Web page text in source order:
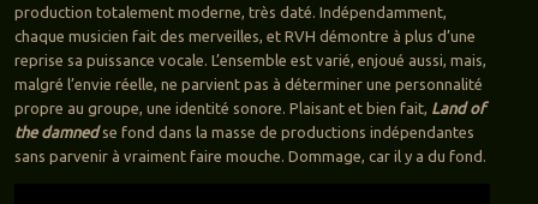
production totalement moderne, très daté. Indépendamment,
chaque musicien fait des merveilles, et RVH démontre à plus d’une
reprise sa puissance vocale. L’ensemble est varié, enjoué aussi, mais,
malgré l’envie réelle, ne parvient pas à déterminer une personnalité
propre au groupe, une identité sonore. Plaisant et bien fait, Land of
the damnedse fond dans la masse de productions indépendantes
sans parvenir à vraiment faire mouche. Dommage, car il y a du fond.